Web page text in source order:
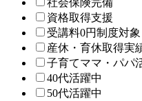
資格取得支援
受講料0円制度対象
産休・育休取得実
子育てママ・パパ
40代活躍中
50代活躍中